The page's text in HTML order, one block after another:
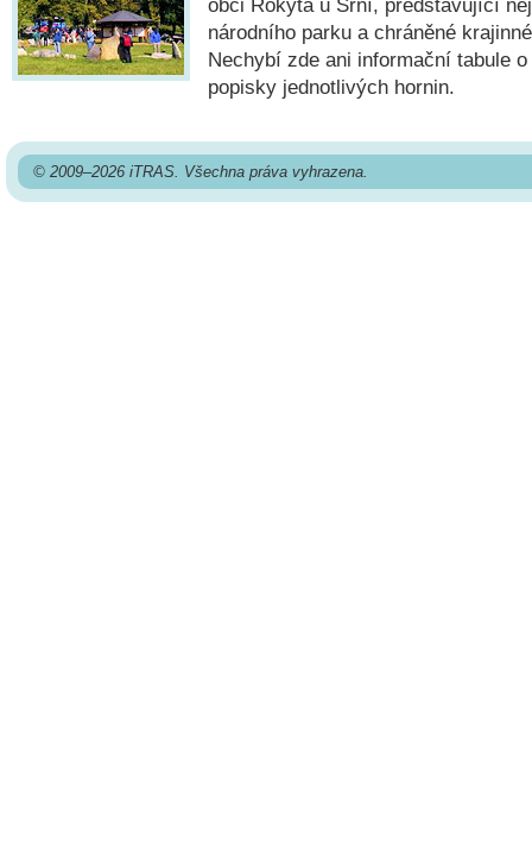
obci Rokyta u Srní, představující
národního parku a chráněné
Nechybí zde ani informační tabule
popisky jednotlivých hornin.
© 2009–2026 iTRAS. Všechna práva vyhrazena.